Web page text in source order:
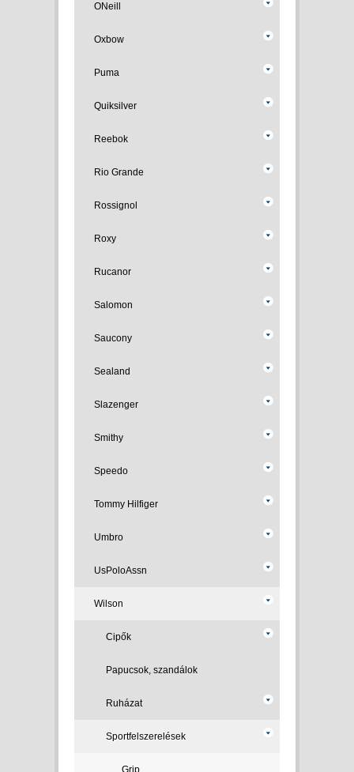
ONeill
Oxbow
Puma
Quiksilver
Reebok
Rio Grande
Rossignol
Roxy
Rucanor
Salomon
Saucony
Sealand
Slazenger
Smithy
Speedo
Tommy Hilfiger
Umbro
UsPoloAssn
Wilson
Cipők
Papucsok, szandálok
Ruházat
Sportfelszerelések
Grip